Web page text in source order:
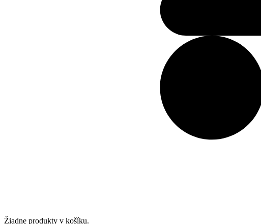
Žiadne produkty v košíku.